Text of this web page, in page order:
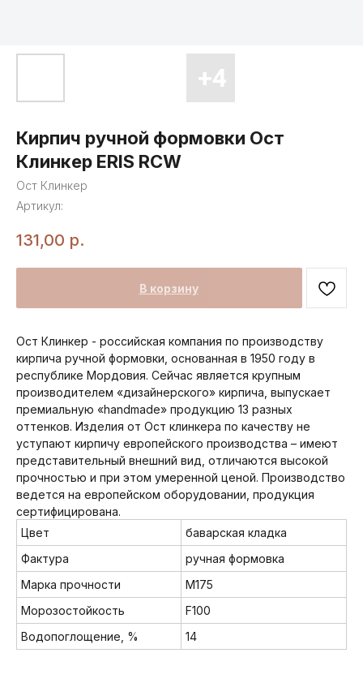
Кирпич ручной формовки Ост
Клинкер ERIS RCW
Ост Клинкер
Артикул:
131,00 р.
В корзину
Ост Клинкер - российская компания по производству
кирпича ручной формовки, основанная в 1950 году в
республике Мордовия. Сейчас является крупным
производителем «дизайнерского» кирпича, выпускает
премиальную «handmade» продукцию 13 разных
оттенков. Изделия от Ост клинкера по качеству не
уступают кирпичу европейского производства – имеют
представительный внешний вид, отличаются высокой
прочностью и при этом умеренной ценой. Производство
ведется на европейском оборудовании, продукция
сертифицирована.
Цвет
баварская кладка
Фактура
ручная формовка
Марка прочности
М175
Морозостойкость
F100
Водопоглощение, %
14